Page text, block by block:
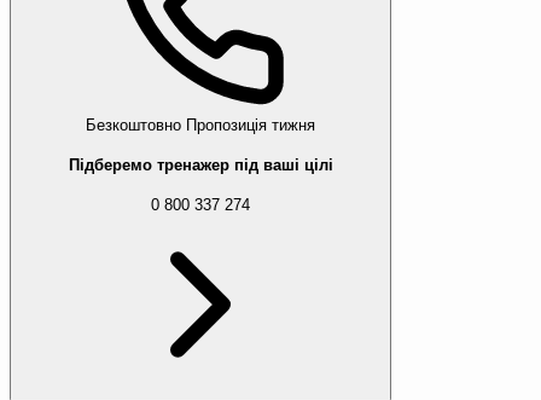
Безкоштовно Пропозиція тижня
Підберемо тренажер під ваші цілі
0 800 337 274